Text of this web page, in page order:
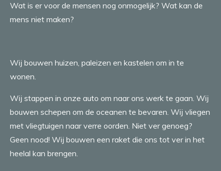
Wat is er voor de mensen nog onmogelijk? Wat kan de
mens niet maken?
Wij bouwen huizen, paleizen en kastelen om in te
wonen.
Wij stappen in onze auto om naar ons werk te gaan. Wij
bouwen schepen om de oceanen te bevaren. Wij vliegen
met vliegtuigen naar verre oorden. Niet ver genoeg?
Geen nood! Wij bouwen een raket die ons tot ver in het
heelal kan brengen.